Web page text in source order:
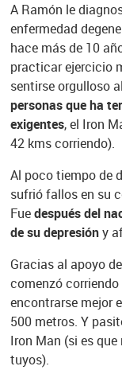
A Ramón le
enfermedad
hace más de 10
practicar ejercicio
sentirse orgulloso
personas que ha
exigentes, el Iron
42 kms corriendo).
Al poco tiempo de
sufrió fallos en su
Fuedespués del
de su depresióny
Gracias al apoyo
comenzó
encontrarse mejor
500 metros. Y
Iron Man (si es
tuyos).